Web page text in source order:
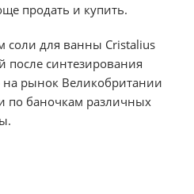
продать и купить.
соли для ванны Cristalius
после синтезирования
на рынок Великобритании
по баночкам различных